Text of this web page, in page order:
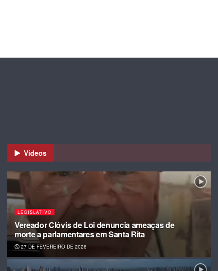
Vídeos
LEGISLATIVO
Vereador Clóvis de Loi denuncia ameaças de
morte a parlamentares em Santa Rita
27 DE FEVEREIRO DE 2026